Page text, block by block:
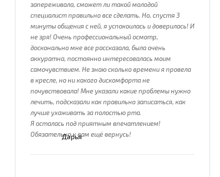
запереживала, сможет ли такой молодой
специалист правильно все сделать. Но, спустя 3
минуты общения с ней, я успокоилась и доверилась! И
не зря! Очень профессиональный осмотр,
досконально мне все рассказала, была очень
аккуратна, постоянно интересовалась моим
самочувствием. Не знаю сколько времени я провела
в кресле, но ни какого дискомфорта не
почувствовала! Мне указали какие проблемы нужно
лечить, подсказали как правильно записаться, как
лучше ухаживать за полостью рта.
Я осталась под приятным впечатлением!
Обязательно к вам ещё вернусь!
Дарья